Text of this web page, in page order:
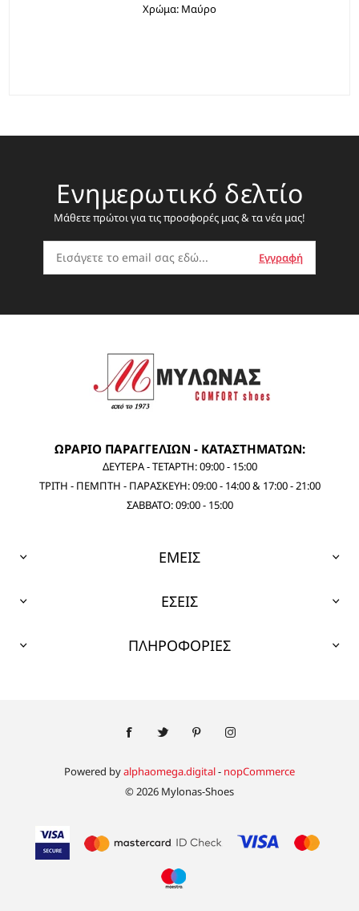
Χρώμα: Μαύρο
Ενημερωτικό δελτίο
Μάθετε πρώτοι για τις προσφορές μας & τα νέα μας!
ΩΡΑΡΙΟ ΠΑΡΑΓΓΕΛΙΩΝ - ΚΑΤΑΣΤΗΜΑΤΩΝ:
ΔΕΥΤΕΡΑ - ΤΕΤΑΡΤΗ: 09:00 - 15:00
ΤΡΙΤΗ - ΠΕΜΠΤΗ - ΠΑΡΑΣΚΕΥΗ: 09:00 - 14:00 & 17:00 - 21:00
ΣΑΒΒΑΤΟ: 09:00 - 15:00
ΕΜΕΙΣ
ΕΣΕΙΣ
ΠΛΗΡΟΦΟΡΙΕΣ
Powered byalphaomega.digital- nopCommerce
© 2026 Mylonas-Shoes